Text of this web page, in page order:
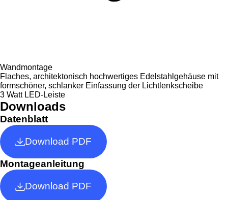
Wandmontage
Flaches, architektonisch hochwertiges Edelstahlgehäuse mit
formschöner, schlanker Einfassung der Lichtlenkscheibe
3 Watt LED-Leiste
Downloads
Datenblatt
Download PDF
Montageanleitung
Download PDF